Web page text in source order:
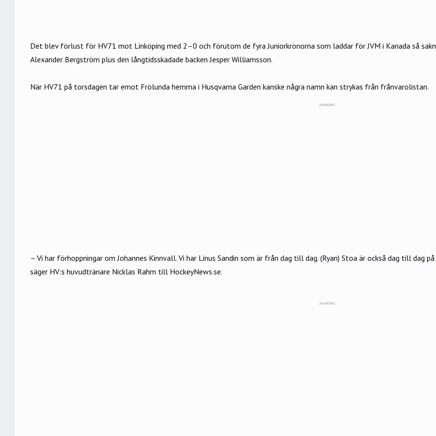
Det blev förlust för HV71 mot Linköping med 2–0 och förutom de fyra Juniorkronorna som laddar för JVM i Kanada så
Alexander Bergström plus den långtidsskadade backen Jesper Williamsson.
När HV71 på torsdagen tar emot Frölunda hemma i Husqvarna Garden kanske några namn kan strykas från frånvarolistan.
ANNONS
– Vi har förhoppningar om Johannes Kinnvall. Vi har Linus Sandin som är från dag till dag. (Ryan) Stoa är också dag till dag
säger HV:s huvudtränare Nicklas Rahm till HockeyNews.se.
ANNONS